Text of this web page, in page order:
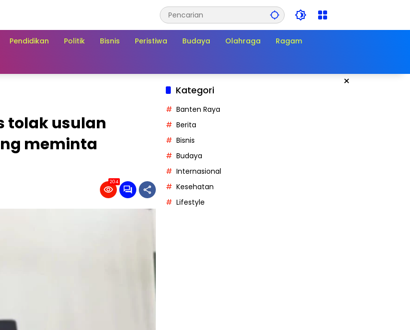
Pendidikan Politik Bisnis Peristiwa Budaya Olahraga Ragam
×
tolak usulan
meminta
204
Kategori
Banten Raya
Berita
Bisnis
Budaya
Internasional
Kesehatan
Lifestyle